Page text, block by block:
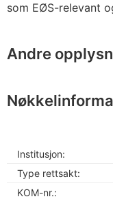
som EØS-relevant
Andre
Institusjon:
Type rettsakt:
KOM-nr.: